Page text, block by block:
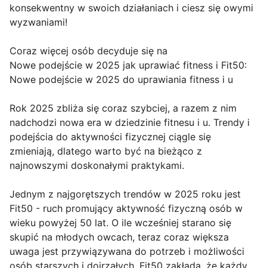
konsekwentny w swoich działaniach i ciesz się owymi
wyzwaniami!
Coraz więcej osób decyduje się na
Nowe podejście w 2025 jak uprawiać fitness i Fit50:
Nowe podejście w 2025 do uprawiania fitness i u
Rok 2025 zbliża się coraz szybciej, a razem z nim
nadchodzi nowa era w dziedzinie fitnesu i u. Trendy i
podejścia do aktywności fizycznej ciągle się
zmieniają, dlatego warto być na bieżąco z
najnowszymi doskonałymi praktykami.
Jednym z najgorętszych trendów w 2025 roku jest
Fit50 - ruch promujący aktywność fizyczną osób w
wieku powyżej 50 lat. O ile wcześniej starano się
skupić na młodych owcach, teraz coraz większa
uwaga jest przywiązywana do potrzeb i możliwości
osób starszych i dojrzałych. Fit50 zakłada, że każdy,